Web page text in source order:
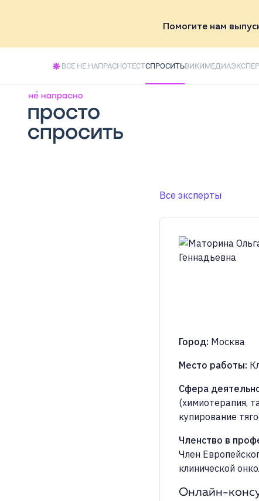
Помогите нам
Поддержать
ВСЕ НЕ НАПРАСНОТЕСТСПРОСИТЬВИКИМЕДИА
Все эксперты
Город: Москва
Место работы:
Сфера
(химиотерапия,
купирование
Членство в
Член
клинической
Онлайн-